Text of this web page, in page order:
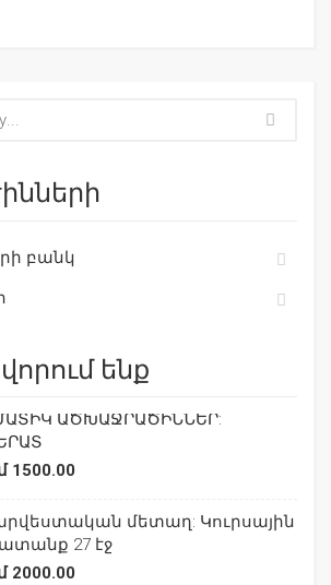
բանկ
ենք
ԱԾԽԱՋՐԱԾԻՆՆԵՐ:
1500.00
մետաղ: Կուրսային
27 էջ
2000.00